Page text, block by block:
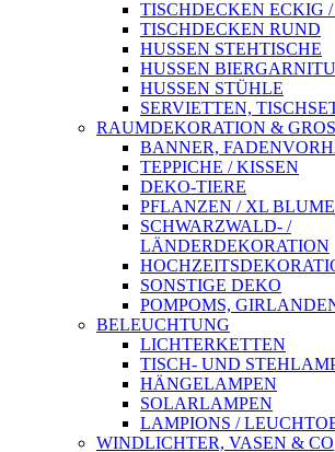
TISCHDECKEN ECKIG
TISCHDECKEN RUND
HUSSEN STEHTISCHE
HUSSEN
HUSSEN STÜHLE
SERVIETTEN,
RAUMDEKORATION &
BANNER,
TEPPICHE / KISSEN
DEKO-TIERE
PFLANZEN / XL
SCHWARZWALD- /
LÄNDERDEKORATION
SONSTIGE DEKO
POMPOMS,
BELEUCHTUNG
LICHTERKETTEN
TISCH- UND
HÄNGELAMPEN
SOLARLAMPEN
LAMPIONS /
WINDLICHTER, VASEN & CO